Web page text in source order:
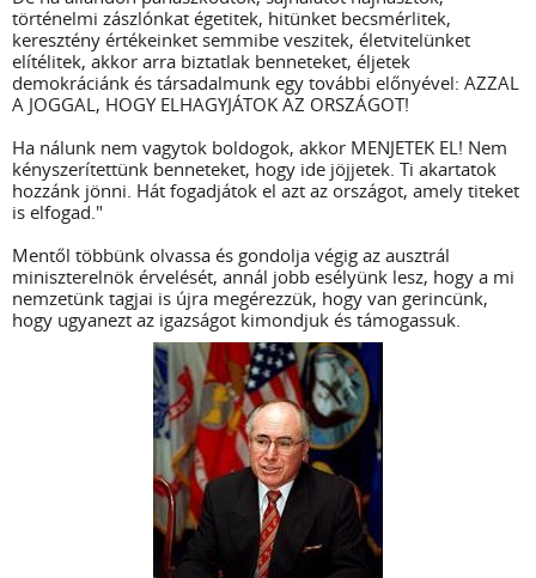
történelmi zászlónkat égetitek, hitünket becsmérlitek,
keresztény értékeinket semmibe veszitek, életvitelünket
elítélitek, akkor arra biztatlak benneteket, éljetek
demokráciánk és társadalmunk egy további előnyével: AZZAL
A JOGGAL, HOGY ELHAGYJÁTOK AZ ORSZÁGOT!
Ha nálunk nem vagytok boldogok, akkor MENJETEK EL! Nem
kényszerítettünk benneteket, hogy ide jöjjetek. Ti akartatok
hozzánk jönni. Hát fogadjátok el azt az országot, amely titeket
is elfogad."
Mentől többünk olvassa és gondolja végig az ausztrál
miniszterelnök érvelését, annál jobb esélyünk lesz, hogy a mi
nemzetünk tagjai is újra megérezzük, hogy van gerincünk,
hogy ugyanezt az igazságot kimondjuk és támogassuk.